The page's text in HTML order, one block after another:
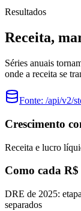
Resultados
Receita,
Séries anuais
onde a receita se
Fonte: /api/v2/
Crescimento
Receita e lucro
Como cada
DRE de 2025:
separados